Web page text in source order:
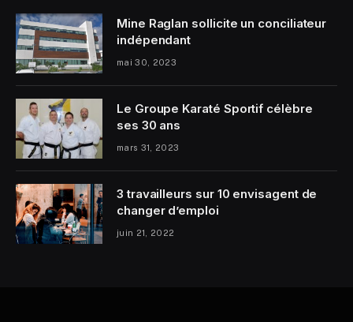
Mine Raglan sollicite un conciliateur
indépendant
mai 30, 2023
Le Groupe Karaté Sportif célèbre
ses 30 ans
mars 31, 2023
3 travailleurs sur 10 envisagent de
changer d’emploi
juin 21, 2022